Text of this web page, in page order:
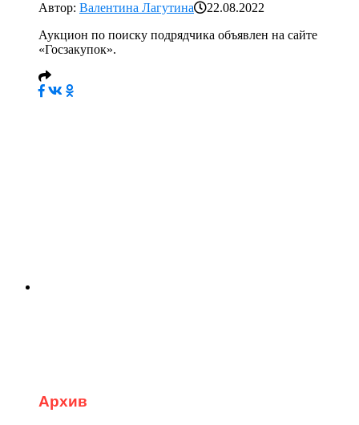
Автор: Валентина Лагутина
22.08.2022
Аукцион по поиску подрядчика объявлен на сайте
«Госзакупок».
Архив